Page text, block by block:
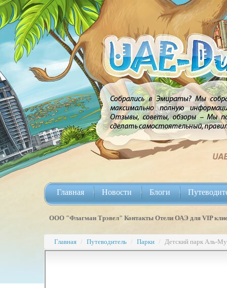
Главная Новости Блоги
ООО "Флагман Трэвел" Контакты Отели ОАЭ для VIP
Главная / Путеводитель / Парки / Детский парк Аль-